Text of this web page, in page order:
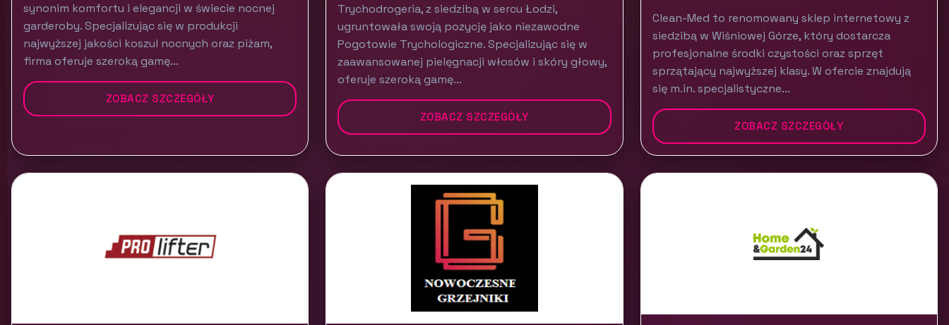
synonim komfortu i elegancji w świecie nocnej
garderoby. Specjalizując się w produkcji
najwyższej jakości koszul nocnych oraz piżam,
firma oferuje szeroką gamę...
ZOBACZ SZCZEGÓŁY
Trychodrogeria, z siedzibą w sercu Łodzi,
ugruntowała swoją pozycję jako niezawodne
Pogotowie Trychologiczne. Specjalizując się w
zaawansowanej pielęgnacji włosów i skóry głowy,
oferuje szeroką gamę...
ZOBACZ SZCZEGÓŁY
Clean-Med to renomowany sklep internetowy z
siedzibą w Wiśniowej Górze, który dostarcza
profesjonalne środki czystości oraz sprzęt
sprzątający najwyższej klasy. W ofercie znajdują
się m.in. specjalistyczne...
ZOBACZ SZCZEGÓŁY